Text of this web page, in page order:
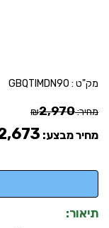
מק"ט : GBQTIMDN90
מחיר: ₪2,970
מחיר מבצע:
תיאור: